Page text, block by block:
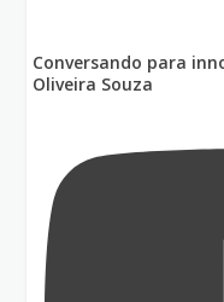
Conversando para
Oliveira Souza